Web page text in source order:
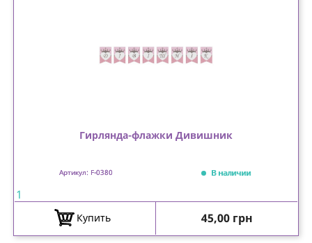
Гирлянда-флажки Дивишник
Артикул: F-0380 В наличии
1
Купить Цена
45,00 грн